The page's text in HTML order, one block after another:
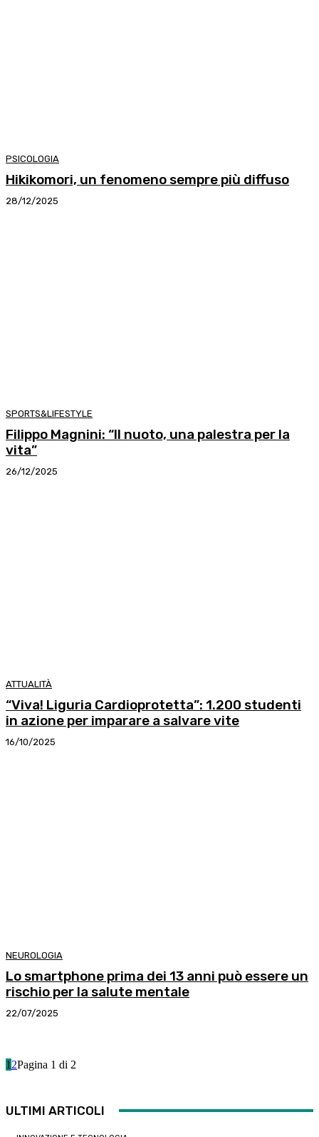
PSICOLOGIA
Hikikomori, un fenomeno sempre più diffuso
28/12/2025
SPORTS&LIFESTYLE
Filippo Magnini: “Il nuoto, una palestra per la
vita”
26/12/2025
ATTUALITÀ
“Viva! Liguria Cardioprotetta”: 1.200 studenti
in azione per imparare a salvare vite
16/10/2025
NEUROLOGIA
Lo smartphone prima dei 13 anni può essere un
rischio per la salute mentale
22/07/2025
1 2Pagina 1 di 2
ULTIMI ARTICOLI